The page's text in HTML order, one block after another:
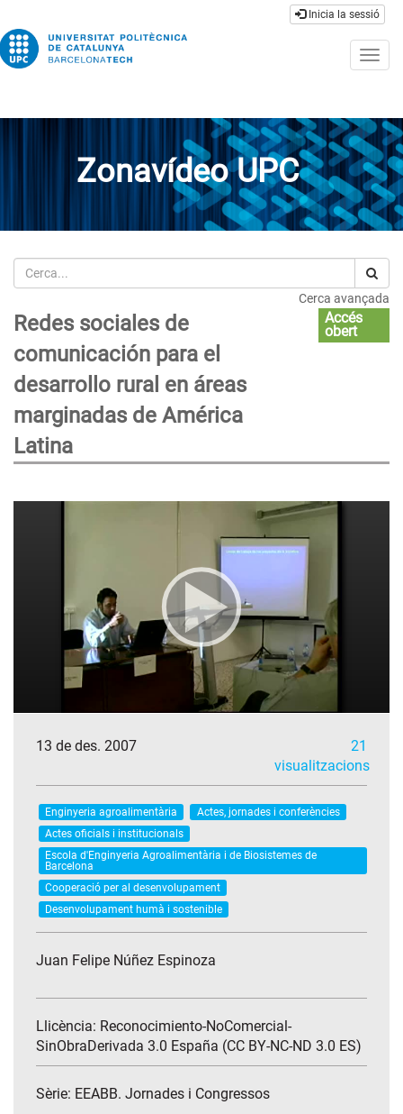
Inicia la sessió
Zonavídeo UPC
Cerca
Cerca avançada
Redes sociales de
comunicación para el
desarrollo rural en áreas
marginadas de América
Latina
Accés
obert
13 de des. 2007
21
visualitzacions
Enginyeria agroalimentària
Actes, jornades i conferències
Actes oficials i institucionals
Escola d'Enginyeria Agroalimentària i de Biosistemes de
Barcelona
Cooperació per al desenvolupament
Desenvolupament humà i sostenible
Juan Felipe Núñez Espinoza
Llicència: Reconocimiento-NoComercial-
SinObraDerivada 3.0 España (CC BY-NC-ND 3.0 ES)
Sèrie: EEABB. Jornades i Congressos